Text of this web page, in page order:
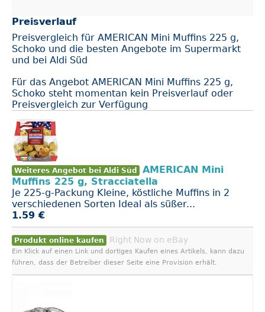
Preisverlauf
Preisvergleich für AMERICAN Mini Muffins 225 g,
Schoko und die besten Angebote im Supermarkt
und bei Aldi Süd
Für das Angebot AMERICAN Mini Muffins 225 g,
Schoko steht momentan kein Preisverlauf oder
Preisvergleich zur Verfügung
Weiteres Angebot bei Aldi Süd
AMERICAN Mini
Muffins 225 g, Stracciatella
Je 225-g-Packung Kleine, köstliche Muffins in 2
verschiedenen Sorten Ideal als süßer...
1.59 €
Produkt online kaufen Right Now on eBay
Ein Klick auf einen Link und dortiges Kaufen eines Artikels, kann dazu
führen, dass der Betreiber dieser Seite eine Provision erhält.